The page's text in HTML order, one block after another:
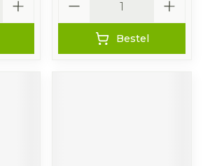
Bestel